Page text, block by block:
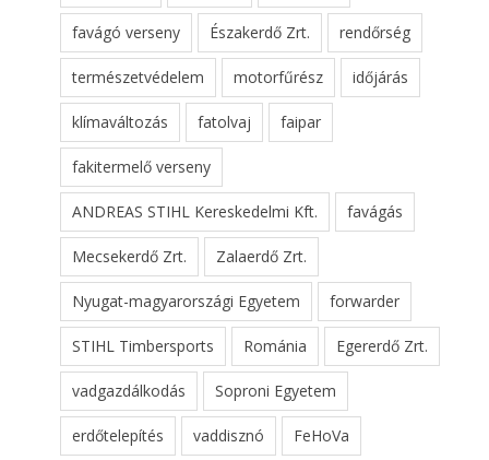
favágó verseny Északerdő Zrt. rendőrség
természetvédelem motorfűrész időjárás
klímaváltozás fatolvaj faipar
fakitermelő verseny
ANDREAS STIHL Kereskedelmi Kft. favágás
Mecsekerdő Zrt. Zalaerdő Zrt.
Nyugat-magyarországi Egyetem forwarder
STIHL Timbersports Románia Egererdő Zrt.
vadgazdálkodás Soproni Egyetem
erdőtelepítés vaddisznó FeHoVa